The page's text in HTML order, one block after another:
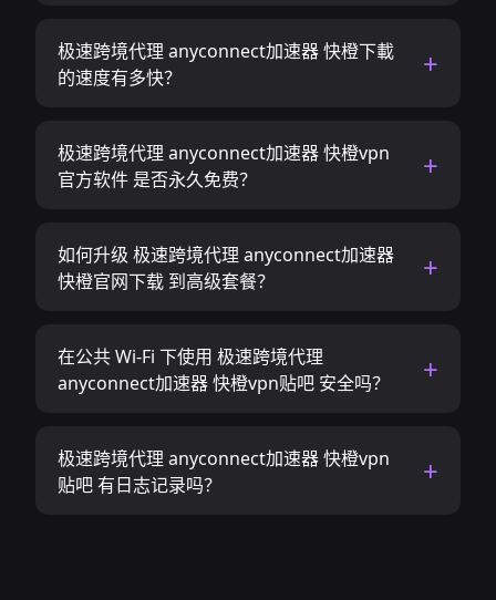
极速跨境代理 anyconnect加速器 快橙下載
的速度有多快？
极速跨境代理 anyconnect加速器 快橙vpn
官方软件 是否永久免费？
如何升级 极速跨境代理 anyconnect加速器
快橙官网下载 到高级套餐？
在公共 Wi-Fi 下使用 极速跨境代理
anyconnect加速器 快橙vpn贴吧 安全吗？
极速跨境代理 anyconnect加速器 快橙vpn
贴吧 有日志记录吗？